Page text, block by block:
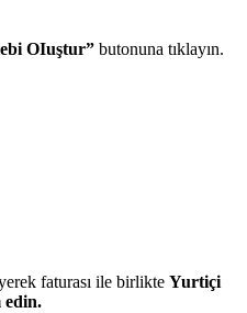
OIuştur” butonuna tıklayın.
faturası ile birlikte Yurtiçi
edin.